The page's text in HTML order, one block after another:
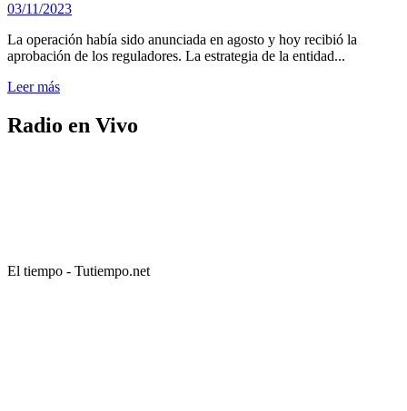
03/11/2023
La operación había sido anunciada en agosto y hoy recibió la
aprobación de los reguladores. La estrategia de la entidad...
Leer más
Radio en Vivo
El tiempo - Tutiempo.net